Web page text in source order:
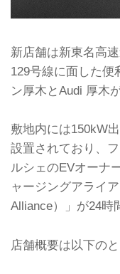
新店舗は新東名高
129号線に面した
ン厚木とAudi 厚木
敷地内には150kW
設置されており、
ルシェのEVオーナ
ャージングアライ
Alliance）」が24時
店舗概要は以下のと